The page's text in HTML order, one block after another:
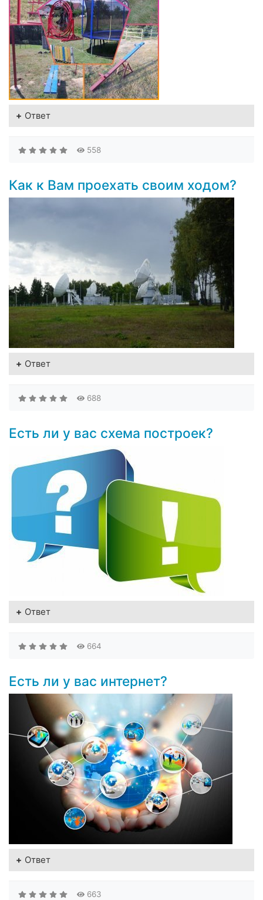
Ответ
558
Как к Вам проехать своим ходом?
Ответ
688
Есть ли у вас схема построек?
Ответ
664
Есть ли у вас интернет?
Ответ
663